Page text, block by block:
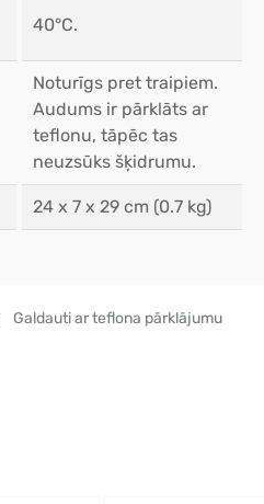
40°C.
Noturīgs pret traipiem.
Audums ir pārklāts ar
teflonu, tāpēc tas
neuzsūks šķidrumu.
24 x 7 x 29 cm (0.7 kg)
Galdauti ar teflona pārklājumu